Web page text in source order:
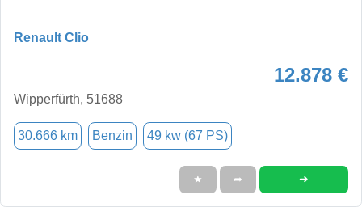
Renault Clio
12.878 €
Wipperfürth, 51688
30.666 km Benzin 49 kw (67 PS)
★ ➦ ➜